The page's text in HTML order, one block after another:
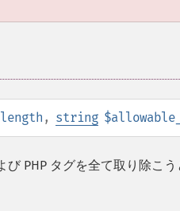
, string
PHP タグを全て取り除こ